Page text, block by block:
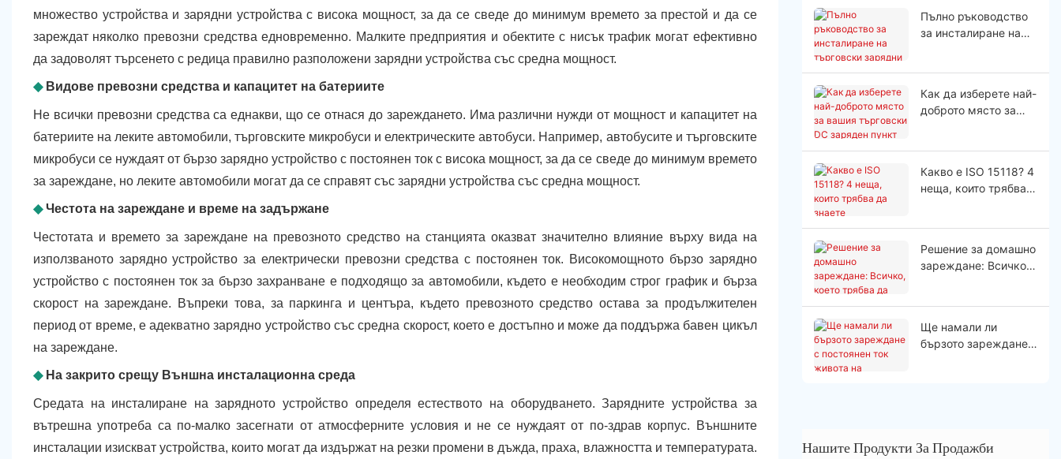
множество устройства и зарядни устройства с висока мощност, за да се сведе до минимум времето за престой и да се
зареждат няколко превозни средства едновременно. Малките предприятия и обектите с нисък трафик могат ефективно
да задоволят търсенето с редица правилно разположени зарядни устройства със средна мощност.
◆ Видове превозни средства и капацитет на батериите
Не всички превозни средства са еднакви, що се отнася до зареждането. Има различни нужди от мощност и капацитет на
батериите на леките автомобили, търговските микробуси и електрическите автобуси. Например, автобусите и търговските
микробуси се нуждаят от бързо зарядно устройство с постоянен ток с висока мощност, за да се сведе до минимум времето
за зареждане, но леките автомобили могат да се справят със зарядни устройства със средна мощност.
◆Честота на зареждане и време на задържане
Честотата и времето за зареждане на превозното средство на станцията оказват значително влияние върху вида на
използваното зарядно устройство за електрически превозни средства с постоянен ток. Високомощното бързо зарядно
устройство с постоянен ток за бързо захранване е подходящо за автомобили, където е необходим строг график и бърза
скорост на зареждане. Въпреки това, за паркинга и центъра, където превозното средство остава за продължителен
период от време, е адекватно зарядно устройство със средна скорост, което е достъпно и може да поддържа бавен цикъл
на зареждане.
◆ На закрито срещу Външна инсталационна среда
Средата на инсталиране на зарядното устройство определя естеството на оборудването. Зарядните устройства за
вътрешна употреба са по-малко засегнати от атмосферните условия и не се нуждаят от по-здрав корпус. Външните
инсталации изискват устройства, които могат да издържат на резки промени в дъжда, праха, влажността и температурата.
динамичното
балансиране на
Пълно ръководство
за инсталиране на
превозни средства
за бизнеса
Как да изберете най-
доброто място за
Какво е ISO 15118? 4
неща, които трябва
Решение за домашно
зареждане: Всичко,
Ще намали ли
бързото зареждане с
Нашите Продукти За Продажби